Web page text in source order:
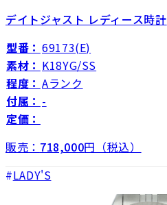
デイトジャスト レディース時計
型番： 69173(E)
素材： K18YG/SS
程度： Aランク
付属： -
定価：
販売： 718,000円（税込）
LADY'S